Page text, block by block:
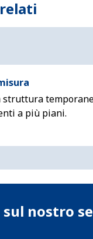
struttura
a più piani.
sul nostro